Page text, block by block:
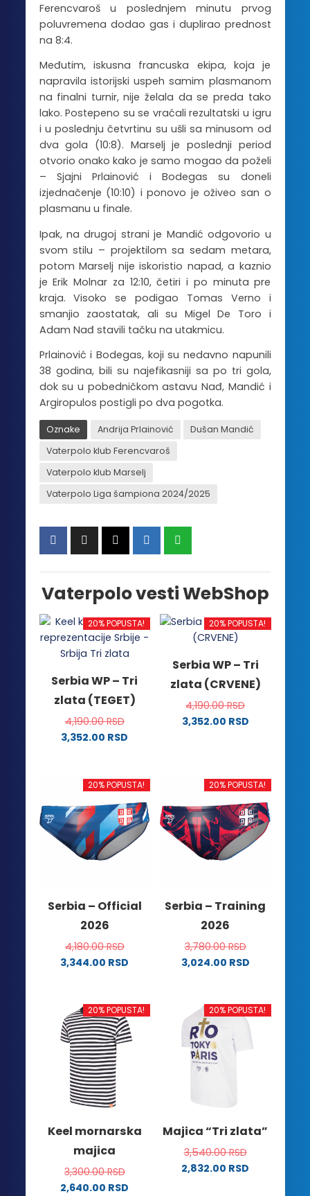
Ferencvaroš u poslednjem minutu prvog
poluvremena dodao gas i duplirao prednost
na 8:4.
Međutim, iskusna francuska ekipa, koja je
napravila istorijski uspeh samim plasmanom
na finalni turnir, nije želala da se preda tako
lako. Postepeno su se vraćali rezultatski u igru
i u poslednju četvrtinu su ušli sa minusom od
dva gola (10:8). Marselj je poslednji period
otvorio onako kako je samo mogao da poželi
– Sjajni Prlainović i Bodegas su doneli
izjednačenje (10:10) i ponovo je oživeo san o
plasmanu u finale.
Ipak, na drugoj strani je Mandić odgovorio u
svom stilu – projektilom sa sedam metara,
potom Marselj nije iskoristio napad, a kaznio
je Erik Molnar za 12:10, četiri i po minuta pre
kraja. Visoko se podigao Tomas Verno i
smanjio zaostatak, ali su Migel De Toro i
Adam Nađ stavili tačku na utakmicu.
Prlainović i Bodegas, koji su nedavno napunili
38 godina, bili su najefikasniji sa po tri gola,
dok su u pobedničkom astavu Nađ, Mandić i
Argiropulos postigli po dva pogotka.
Oznake Andrija Prlainović
Dušan Mandić
Vaterpolo klub Ferencvaroš
Vaterpolo klub Marselj
Vaterpolo Liga šampiona 2024/2025
Vaterpolo vesti WebShop
20% POPUSTA!
Serbia WP – Tri
zlata (TEGET)
4,190.00RSD
3,352.00 RSD
ima
varijanti.
Opcije
mogu
biti
stranici
proizvoda.
20% POPUSTA!
Serbia WP – Tri
zlata (CRVENE)
4,190.00RSD
3,352.00 RSD
više
varijanti.
Opcije
mogu
biti
izabrane
proizvoda.
20% POPUSTA!
Serbia – Official
2026
4,180.00RSD
3,344.00 RSD
ima
više
varijanti.
Opcije
mogu
biti
izabrane
stranici
proizvoda.
20% POPUSTA!
Serbia – Training
2026
3,780.00RSD
3,024.00 RSD
ima
više
varijanti.
Opcije
izabrane
stranici
proizvoda.
20% POPUSTA!
Keel mornarska
majica
3,300.00RSD
2,640.00 RSD
20% POPUSTA!
Majica “Tri zlata”
3,540.00RSD
2,832.00 RSD